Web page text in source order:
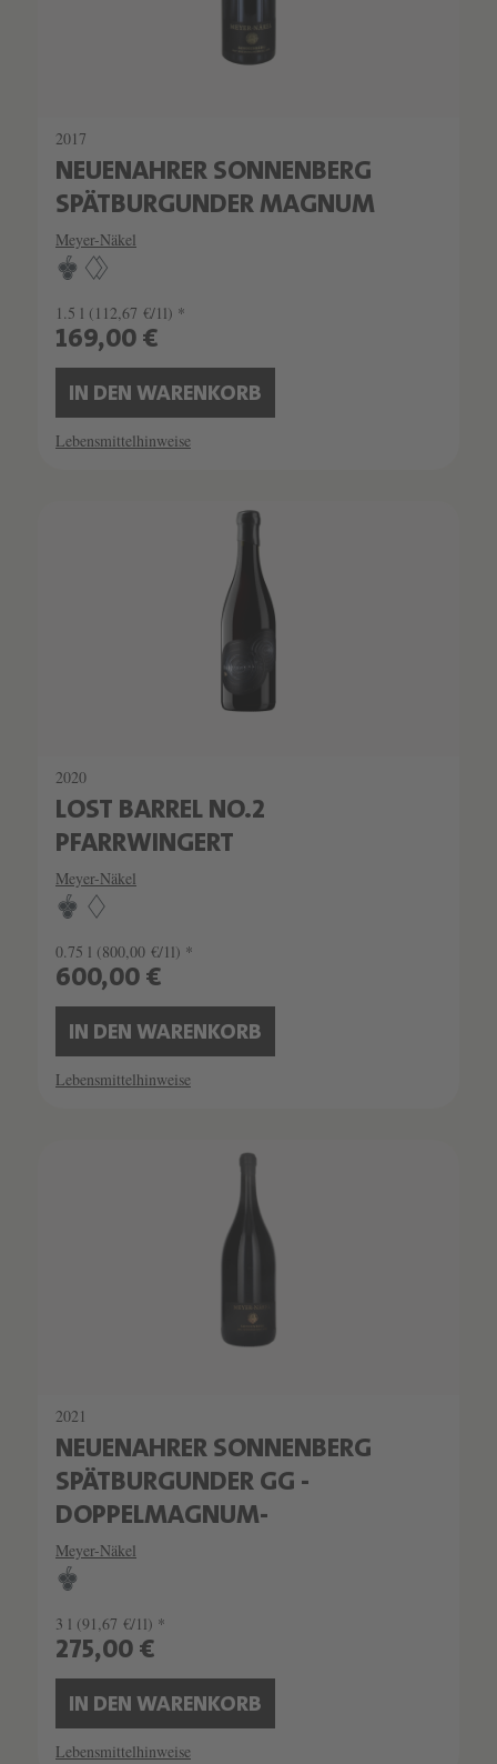
2017
NEUENAHRER SONNENBERG
SPÄTBURGUNDER MAGNUM
Meyer-Näkel
1.5 l (112,67 €/1l) *
169,00 €
IN DEN WARENKORB
Lebensmittelhinweise
2020
LOST BARREL NO.2
PFARRWINGERT
Meyer-Näkel
0.75 l (800,00 €/1l) *
600,00 €
IN DEN WARENKORB
Lebensmittelhinweise
2021
NEUENAHRER SONNENBERG
SPÄTBURGUNDER GG -
DOPPELMAGNUM-
Meyer-Näkel
3 l (91,67 €/1l) *
275,00 €
IN DEN WARENKORB
Lebensmittelhinweise